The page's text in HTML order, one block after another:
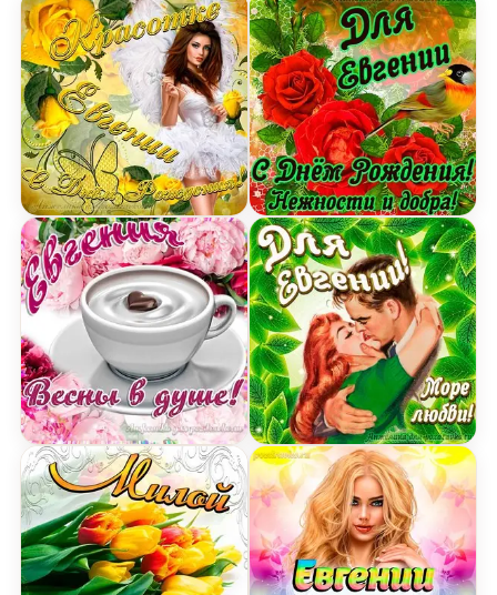
Картинка красотке Евгении с Днем рождения
Открытка Евгении на День Рождения с
Открытка для Евгении
Открытка с Днем